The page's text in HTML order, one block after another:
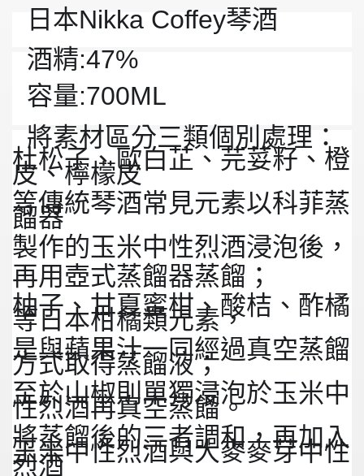
日本Nikka Coffey琴酒
酒精:47%
容量:700ML
將素材區分三類個別處理：
杜松子、歐白芷、芫荽籽、橙
皮、檸檬皮
等傳統琴酒常見元素以科菲蒸
餾器
製作的玉米中性烈酒浸泡後，
再用壺式蒸餾器蒸餾；
柚子、甘夏蜜柑、酸桔、酢橘
等日本柑橘類元素，
是與蘋果汁一同經過真空蒸餾
方式取得蒸餾液；
至於山椒則單獨浸泡於玉米中
性烈酒再真空蒸餾。
將蒸餾後的三者調和，再加入
玉米中性烈酒與大麥麥芽中性
烈酒